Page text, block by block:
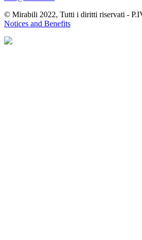
© Mirabili 2022, Tutti i diritti riservati -
Notices and Benefits